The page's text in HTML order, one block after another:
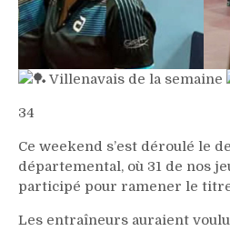
Villenavais de la semaine
34
Ce weekend s’est déroulé le
départemental, où 31 de nos
participé pour ramener le
Les entraîneurs auraient